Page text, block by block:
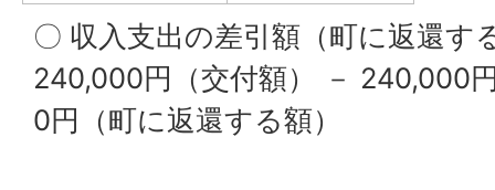
〇 収入支出の差引額（町に返還す
240,000円（交付額） － 240,000
0円（町に返還する額）